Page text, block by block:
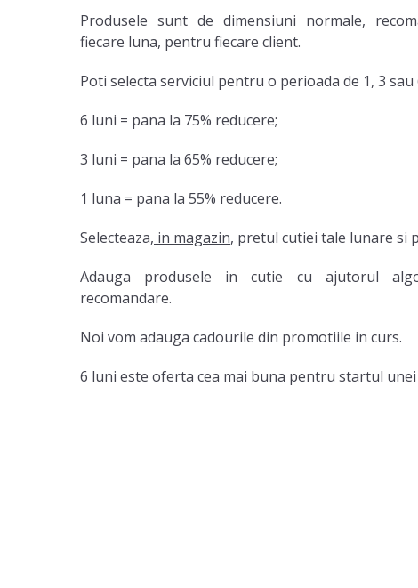
Produsele sunt de dimensiuni normale,
fiecare luna, pentru fiecare client.
Poti selecta serviciul pentru o perioada de 1, 3 sau
6 luni = pana la 75% reducere;
3 luni = pana la 65% reducere;
1 luna = pana la 55% reducere.
Selecteaza, in magazin, pretul cutiei tale lunare si
Adauga produsele in cutie cu ajutorul
recomandare.
Noi vom adauga cadourile din promotiile in curs.
6 luni este oferta cea mai buna pentru startul